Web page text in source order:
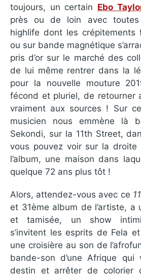
toujours, un certain Ebo
près ou de loin avec
highlife dont les crépitements
ou sur bande magnétique
pris d’or sur le marché des
de lui même rentrer dans la
pour la nouvelle mouture
fécond et pluriel, de retourner
vraiment aux sources ! Sur
musicien nous emmène là
Sekondi, sur la 11th Street,
vous pouvez voir sur la
l’album, une maison dans
quelque 72 ans plus tôt !
Alors, attendez-vous avec ce
et 31ème album de l’artiste, a
et tamisée, un show
s’invitent les esprits de Fela
une croisière au son de
bande-son d’une Afrique qui
destin et arrêter de colorier